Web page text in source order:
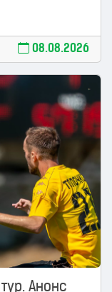
08.08.2026
тур. Анонс